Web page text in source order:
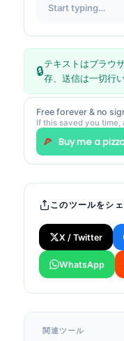
Start typing…
🔒テキストはブラウ
存、送信は一切行
Free forever & no
If this saved you time,
このツールをシ
X / Twitter
WhatsApp
関連ツール